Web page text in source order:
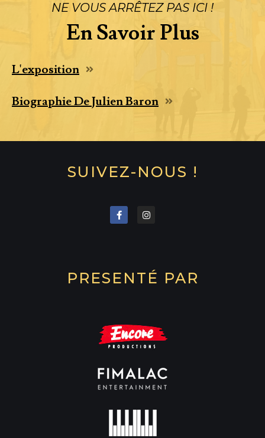
NE VOUS ARRÊTEZ PAS ICI !
En Savoir Plus
L'exposition
Biographie De Julien Baron
SUIVEZ-NOUS !
PRESENTÉ PAR